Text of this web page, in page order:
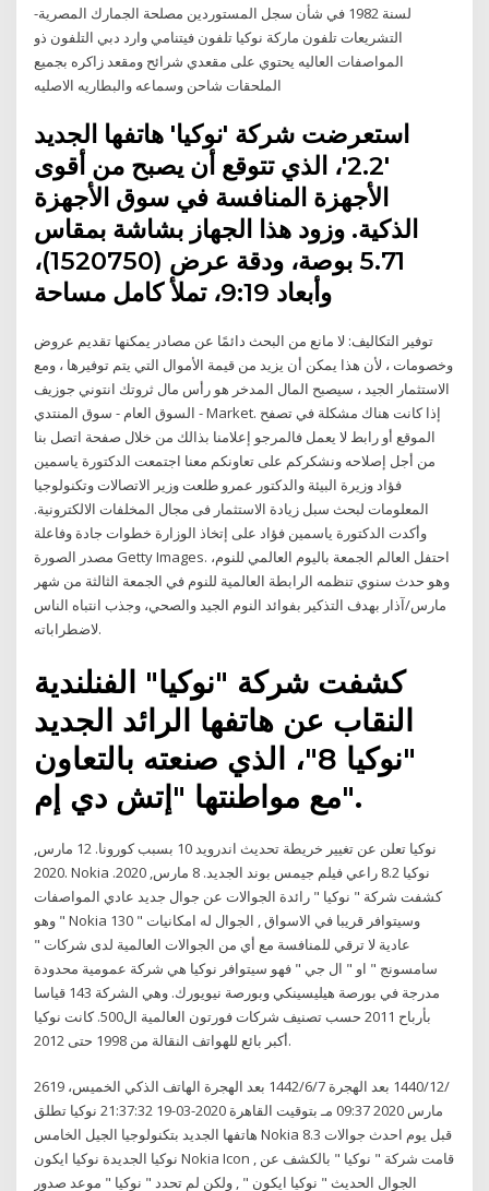
لسنة 1982 في شأن سجل المستوردين مصلحة الجمارك المصرية-
التشريعات تلفون ماركة نوكيا تلفون فيتنامي وارد دبي التلفون ذو
المواصفات العاليه يحتوي على مقعدي شرائح ومقعد زاكره بجميع
الملحقات شاحن وسماعه والبطاريه الاصليه
استعرضت شركة 'نوكيا' هاتفها الجديد
'2.2'، الذي تتوقع أن يصبح من أقوى
الأجهزة المنافسة في سوق الأجهزة
الذكية. وزود هذا الجهاز بشاشة بمقاس
5.71 بوصة، ودقة عرض (1520750)،
وأبعاد 9:19، تملأ كامل مساحة
توفير التكاليف: لا مانع من البحث دائمًا عن مصادر يمكنها تقديم عروض
وخصومات ، لأن هذا يمكن أن يزيد من قيمة الأموال التي يتم توفيرها ، ومع
الاستثمار الجيد ، سيصبح المال المدخر هو رأس مال ثروتك انتوني جوزيف
السوق العام - سوق المنتدي - Market. إذا كانت هناك مشكلة في تصفح
الموقع أو رابط لا يعمل فالمرجو إعلامنا بذالك من خلال صفحة اتصل بنا
من أجل إصلاحه ونشكركم على تعاونكم معنا اجتمعت الدكتورة ياسمين
فؤاد وزيرة البيئة والدكتور عمرو طلعت وزير الاتصالات وتكنولوجيا
المعلومات لبحث سبل زيادة الاستثمار فى مجال المخلفات الالكترونية.
وأكدت الدكتورة ياسمين فؤاد على إتخاذ الوزارة خطوات جادة وفاعلة
مصدر الصورة Getty Images. احتفل العالم الجمعة باليوم العالمي للنوم،
وهو حدث سنوي تنظمه الرابطة العالمية للنوم في الجمعة الثالثة من شهر
مارس/آذار بهدف التذكير بفوائد النوم الجيد والصحي، وجذب انتباه الناس
لاضطراباته.
كشفت شركة "نوكيا" الفنلندية
النقاب عن هاتفها الرائد الجديد
"نوكيا 8"، الذي صنعته بالتعاون
مع مواطنتها "إتش دي إم".
نوكيا تعلن عن تغيير خريطة تحديث اندرويد 10 بسبب كورونا. 12 مارس,
2020. Nokia نوكيا 8.2 راعي فيلم جيمس بوند الجديد. 8 مارس, 2020.
كشفت شركة " نوكيا " رائدة الجوالات عن جوال جديد عادي المواصفات
وهو " Nokia 130 " وسيتوافر قريبا في الاسواق , الجوال له امكانيات
عادية لا ترقي للمنافسة مع أي من الجوالات العالمية لدى شركات "
سامسونج " او " ال جي " فهو سيتوافر نوكيا هي شركة عمومية محدودة
مدرجة في بورصة هيليسينكي وبورصة نيويورك. وهي الشركة 143 قياسا
بأرباح 2011 حسب تصنيف شركات فورتون العالمية ال500. كانت نوكيا
أكبر بائع للهواتف النقالة من 1998 حتى 2012.
26‏‏/12‏‏/1440 بعد الهجرة 7‏‏/6‏‏/1442 بعد الهجرة الهاتف الذكي الخميس، 19
مارس 2020 09:37 مـ بتوقيت القاهرة 2020-03-19 21:37:32 نوكيا تطلق
هاتفها الجديد بتكنولوجيا الجيل الخامس Nokia 8.3 قبل يوم احدث جوالات
نوكيا الجديدة نوكيا ايكون Nokia Icon , قامت شركة " نوكيا " بالكشف عن
الجوال الحديث " نوكيا ايكون " , ولكن لم تحدد " نوكيا " موعد صدور